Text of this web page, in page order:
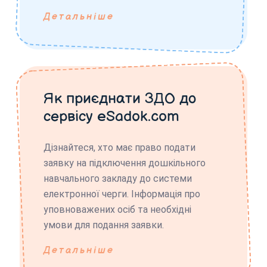
Детальніше
Як приєднати ЗДО до
сервісу eSadok.com
Дізнайтеся, хто має право подати
заявку на підключення дошкільного
навчального закладу до системи
електронної черги. Інформація про
уповноважених осіб та необхідні
умови для подання заявки.
Детальніше